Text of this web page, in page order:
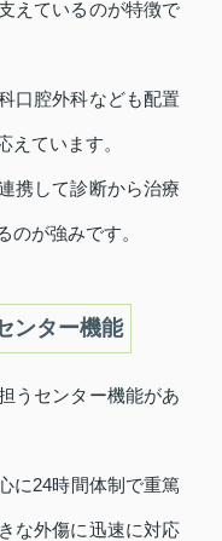
えているのが特徴で
口腔外科なども配置
えています。
携して診断から治療
のが強みです。
ンター機能
うセンター機能があ
に24時間体制で重篤
な外傷に迅速に対応